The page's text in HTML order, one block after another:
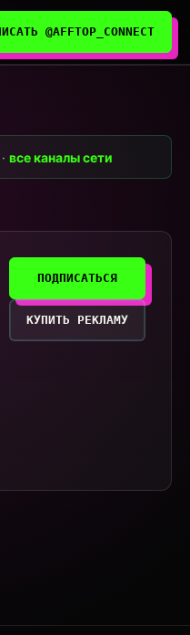
@AFFTOP_CONNECT
·все каналы сети
ПОДПИСАТЬСЯ
КУПИТЬ РЕКЛАМУ